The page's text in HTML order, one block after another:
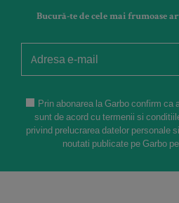
Bucură-te de cele mai frumoase
Prin abonarea la Garbo confirm ca
sunt de acord cu termenii si
privind prelucrarea datelor personale
noutati publicate pe Garbo